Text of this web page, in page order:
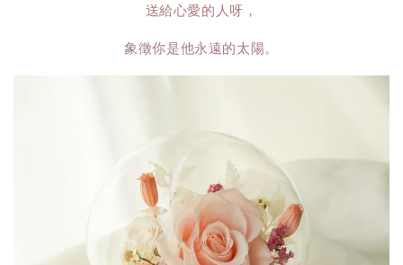
送給心愛的人呀，
象徵你是他永遠的太陽。